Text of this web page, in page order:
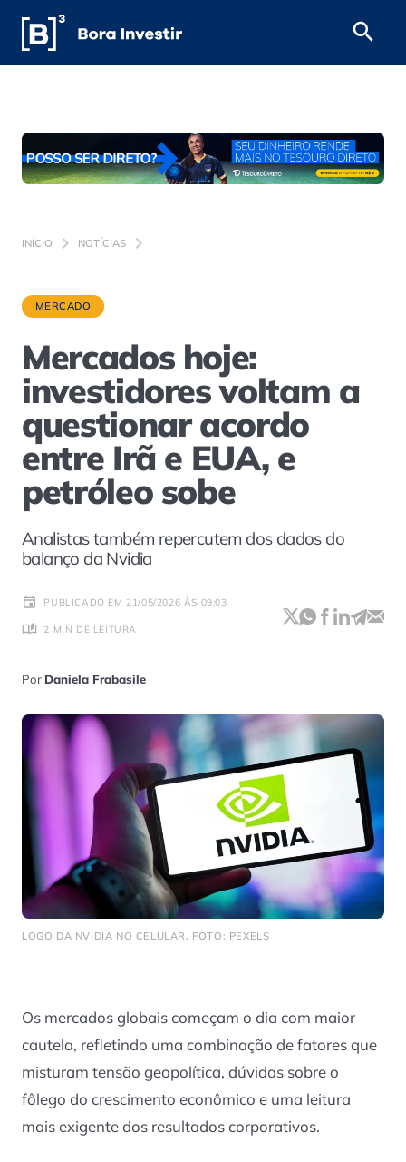
INÍCIO NOTÍCIAS
MERCADO
Mercados hoje:
investidores voltam a
questionar acordo
entre Irã e EUA, e
petróleo sobe
Analistas também repercutem dos dados do
balanço da Nvidia
PUBLICADO EM 21/05/2026 ÀS 09:03
2 MIN DE LEITURA
Por Daniela Frabasile
LOGO DA NVIDIA NO CELULAR. FOTO: PEXELS
Os mercados globais começam o dia com maior
cautela, refletindo uma combinação de fatores que
misturam tensão geopolítica, dúvidas sobre o
fôlego do crescimento econômico e uma leitura
mais exigente dos resultados corporativos.